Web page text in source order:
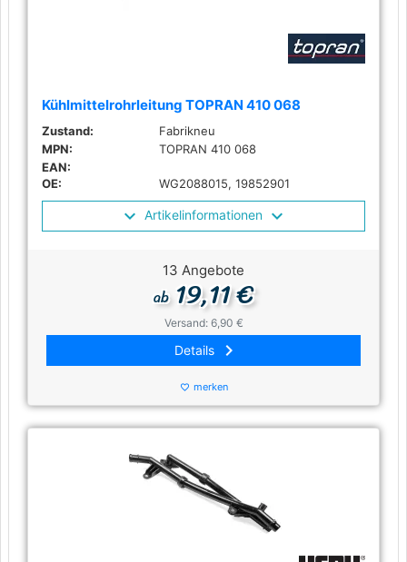
Kühlmittelrohrleitung TOPRAN 410 068
Zustand:
Fabrikneu
MPN:
TOPRAN 410 068
EAN:
OE:
WG2088015, 19852901
Artikelinformationen
13 Angebote
ab19,11 €
Versand: 6,90 €
Details keyboard_arrow_right
favorite_border merken